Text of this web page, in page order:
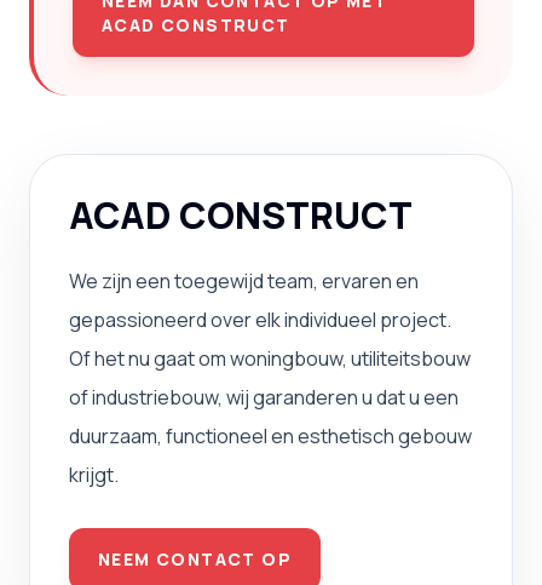
ACAD CONSTRUCT
ACAD CONSTRUCT
We zijn een toegewijd team, ervaren en
gepassioneerd over elk individueel project.
Of het nu gaat om woningbouw, utiliteitsbouw
of industriebouw, wij garanderen u dat u een
duurzaam, functioneel en esthetisch gebouw
krijgt.
NEEM CONTACT OP